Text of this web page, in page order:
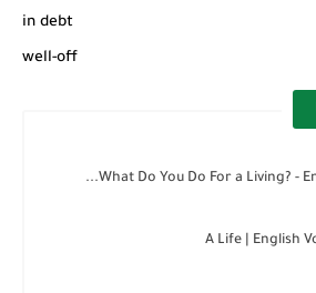
in debt
well-off
What Do You Do For a Living? -
A Life | English